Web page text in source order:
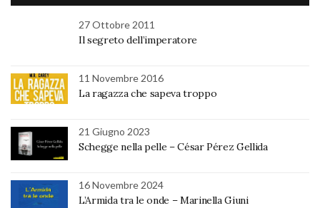
27 Ottobre 2011
Il segreto dell’imperatore
11 Novembre 2016
La ragazza che sapeva troppo
21 Giugno 2023
Schegge nella pelle – César Pérez Gellida
16 Novembre 2024
L’Armida tra le onde – Marinella Giuni